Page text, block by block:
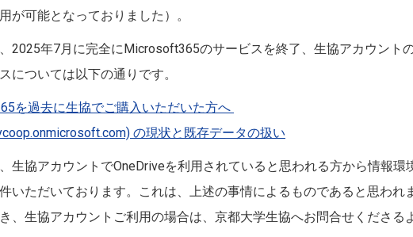
が可能となっておりました）。
2025年7月に完全にMicrosoft365のサービスを終了、生協アカウント
については以下の通りです。
を過去に生協でご購入いただいた方へ
の現状と既存データの扱い
生協アカウントでOneDriveを利用されていると思われる方から情報環
いただいております。これは、上述の事情によるものであると思われ
、生協アカウントご利用の場合は、京都大学生協へお問合せくださる